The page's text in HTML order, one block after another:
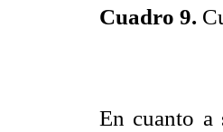
Cuadro 9.
En cuanto a